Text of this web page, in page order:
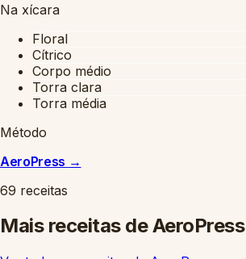
Na xícara
Floral
Cítrico
Corpo médio
Torra clara
Torra média
Método
AeroPress →
69 receitas
Mais receitas de AeroPress